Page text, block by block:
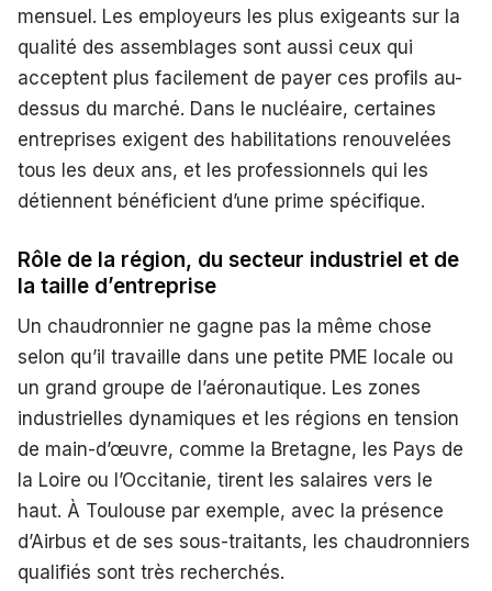
mensuel. Les employeurs les plus exigeants sur la
qualité des assemblages sont aussi ceux qui
acceptent plus facilement de payer ces profils au-
dessus du marché. Dans le nucléaire, certaines
entreprises exigent des habilitations renouvelées
tous les deux ans, et les professionnels qui les
détiennent bénéficient d’une prime spécifique.
Rôle de la région, du secteur industriel et de
la taille d’entreprise
Un chaudronnier ne gagne pas la même chose
selon qu’il travaille dans une petite PME locale ou
un grand groupe de l’aéronautique. Les zones
industrielles dynamiques et les régions en tension
de main-d’œuvre, comme la Bretagne, les Pays de
la Loire ou l’Occitanie, tirent les salaires vers le
haut. À Toulouse par exemple, avec la présence
d’Airbus et de ses sous-traitants, les chaudronniers
qualifiés sont très recherchés.